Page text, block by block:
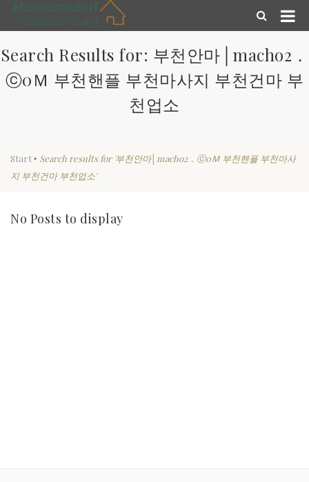
Search Results for: 부천안마│macho2．
ⓒ0Ｍ 부천핸플 부천마사지 부천건마 부
천업소
Start ‣ Search results for '부천안마│macho2．ⓒ0Ｍ 부천핸플 부천마사
지 부천건마 부천업소'
No Posts to display